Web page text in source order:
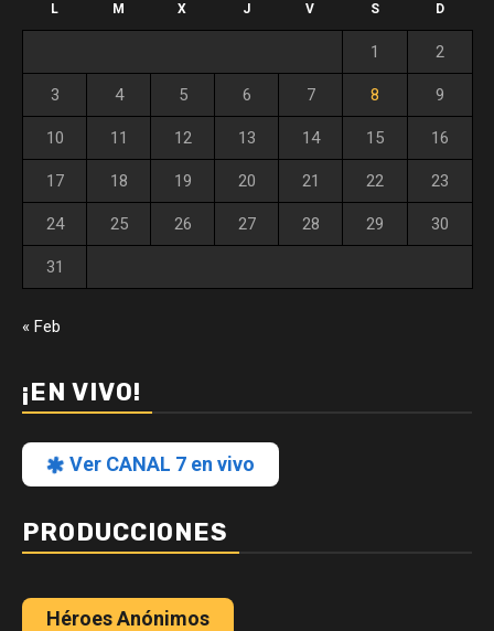
L M X J V S D
1 2
3 4 5 6 7 8 9
10 11 12 13 14 15 16
17 18 19 20 21 22 23
24 25 26 27 28 29 30
31
« Feb
¡EN VIVO!
Ver CANAL 7 en vivo
PRODUCCIONES
Héroes Anónimos